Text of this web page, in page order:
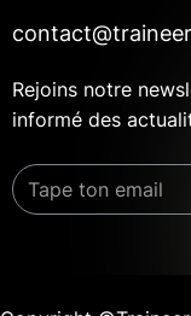
Rejoins notre
informé des